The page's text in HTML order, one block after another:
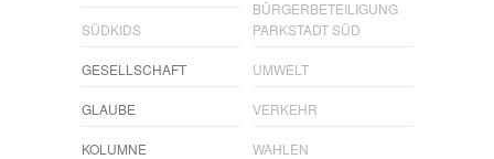
SÜDKIDS
GESELLSCHAFT
GLAUBE
KOLUMNE
BÜRGERBETEILIGUNG
PARKSTADT SÜD
UMWELT
VERKEHR
WAHLEN